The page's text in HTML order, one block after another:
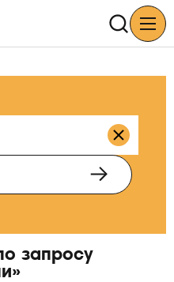
запросу